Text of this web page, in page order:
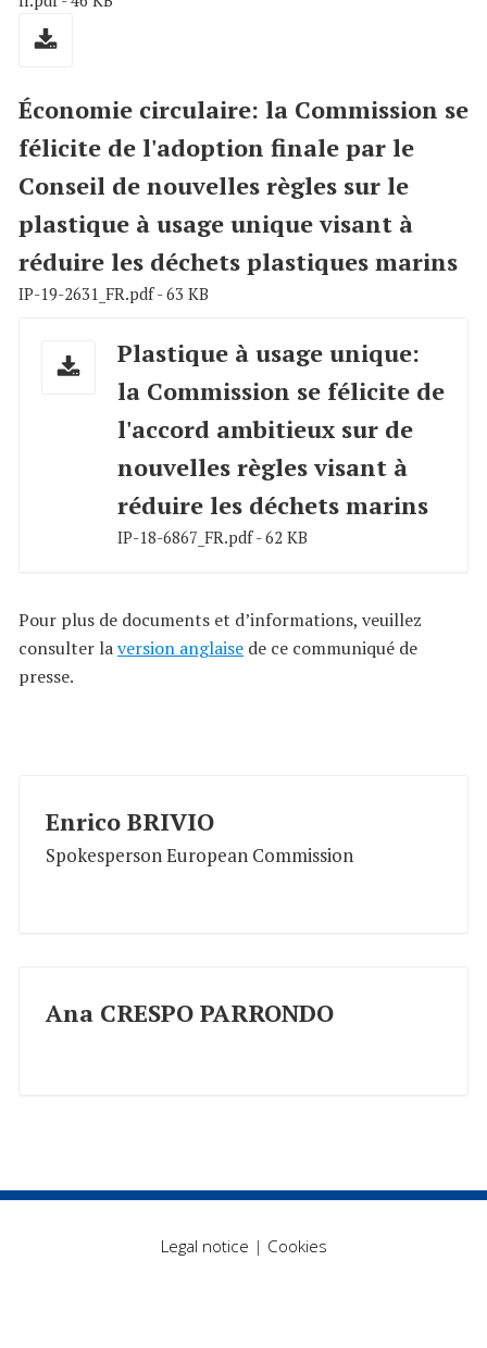
Économie circulaire: la Commission se
félicite de l'adoption finale par le
Conseil de nouvelles règles sur le
plastique à usage unique visant à
réduire les déchets plastiques marins
IP-19-2631_FR.pdf - 63 KB
Plastique à usage unique:
la Commission se félicite de
l'accord ambitieux sur de
nouvelles règles visant à
réduire les déchets marins
IP-18-6867_FR.pdf - 62 KB
Pour plus de documents et d’informations, veuillez
consulter laversion anglaise de ce communiqué de
presse.
Enrico BRIVIO
Spokesperson European Commission
Ana CRESPO PARRONDO
Legal notice | Cookies